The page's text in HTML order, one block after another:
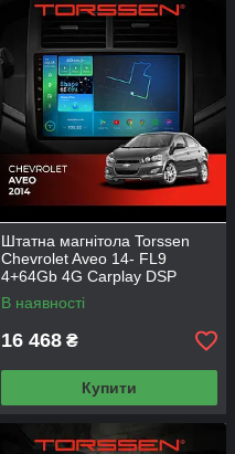
Штатна магнітола Torssen
Chevrolet Aveo 14- FL9
4+64Gb 4G Carplay DSP
В наявності
16 468 ₴
Купити